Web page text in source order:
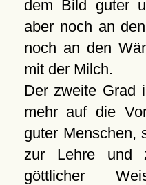
dem Bild guter
aber noch an
noch an den
mit der Milch.
Der zweite
mehr auf die
guter Menschen,
zur Lehre und
göttlicher